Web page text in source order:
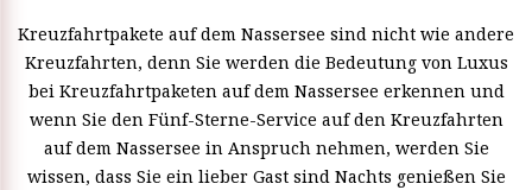
Kreuzfahrtpakete auf dem Nassersee sind nicht wie andere
Kreuzfahrten, denn Sie werden die Bedeutung von Luxus
bei Kreuzfahrtpaketen auf dem Nassersee erkennen und
wenn Sie den Fünf-Sterne-Service auf den Kreuzfahrten
auf dem Nassersee in Anspruch nehmen, werden Sie
wissen, dass Sie ein lieber Gast sind Nachts genießen Sie